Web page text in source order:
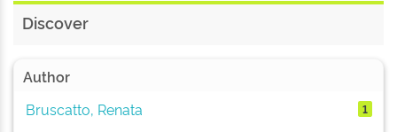
Discover
Author
Bruscatto, Renata
1